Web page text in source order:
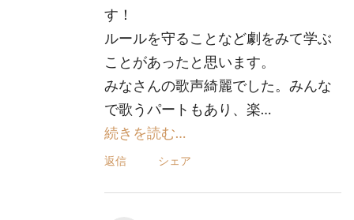
す！
ルールを守ることなど劇をみて学ぶ
ことがあったと思います。
みなさんの歌声綺麗でした。みんな
で歌うパートもあり、楽…
続きを読む…
返信 シェア